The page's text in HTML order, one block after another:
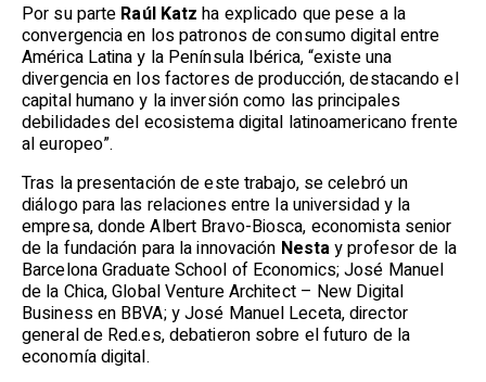
Por su parte Raúl Katz ha explicado que pese a la
convergencia en los patronos de consumo digital entre
América Latina y la Península Ibérica, “existe una
divergencia en los factores de producción, destacando el
capital humano y la inversión como las principales
debilidades del ecosistema digital latinoamericano frente
al europeo”.
Tras la presentación de este trabajo, se celebró un
diálogo para las relaciones entre la universidad y la
empresa, donde Albert Bravo-Biosca, economista senior
de la fundación para la innovación Nestay profesor de la
Barcelona Graduate School of Economics; José Manuel
de la Chica, Global Venture Architect – New Digital
Business en BBVA; y José Manuel Leceta, director
general de Red.es, debatieron sobre el futuro de la
economía digital.